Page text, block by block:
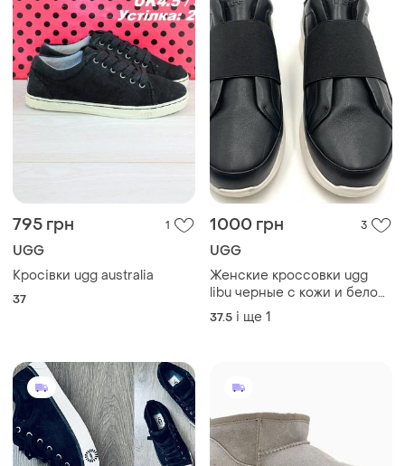
795 грн 1
UGG
Кросівки ugg australia
37
1000 грн 3
UGG
Женские кроссовки ugg
libu черные с кожи и белой
подошвой, размер 38
37.5 і ще 1